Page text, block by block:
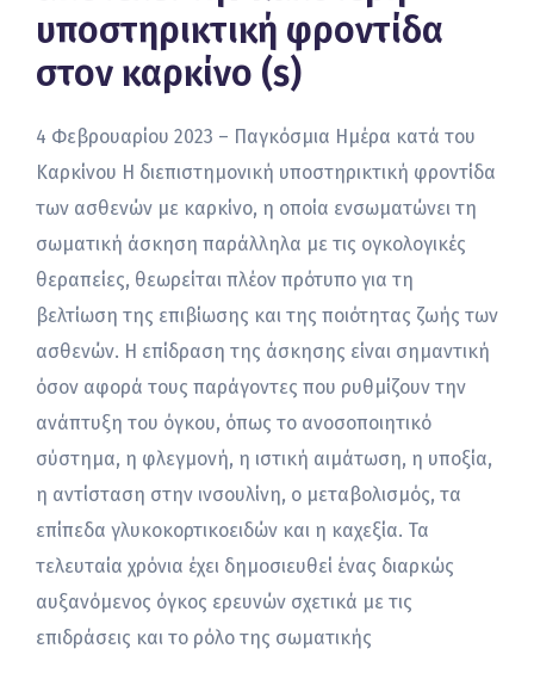
υποστηρικτική φροντίδα
στον καρκίνο (s)
4 Φεβρουαρίου 2023 – Παγκόσμια Ημέρα κατά του
Καρκίνου Η διεπιστημονική υποστηρικτική φροντίδα
των ασθενών με καρκίνο, η οποία ενσωματώνει τη
σωματική άσκηση παράλληλα με τις ογκολογικές
θεραπείες, θεωρείται πλέον πρότυπο για τη
βελτίωση της επιβίωσης και της ποιότητας ζωής των
ασθενών. Η επίδραση της άσκησης είναι σημαντική
όσον αφορά τους παράγοντες που ρυθμίζουν την
ανάπτυξη του όγκου, όπως το ανοσοποιητικό
σύστημα, η φλεγμονή, η ιστική αιμάτωση, η υποξία,
η αντίσταση στην ινσουλίνη, ο μεταβολισμός, τα
επίπεδα γλυκοκορτικοειδών και η καχεξία. Τα
τελευταία χρόνια έχει δημοσιευθεί ένας διαρκώς
αυξανόμενος όγκος ερευνών σχετικά με τις
επιδράσεις και το ρόλο της σωματικής